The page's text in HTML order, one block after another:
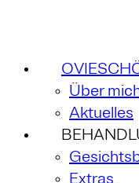
Über
Aktuelles
Extras